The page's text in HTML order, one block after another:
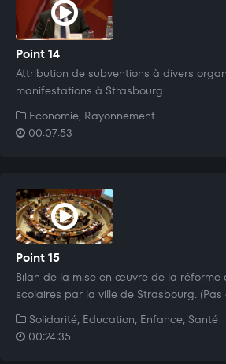
Point 14
Attribution de subventions à divers
manifestations à Strasbourg.
Economie, Rayonnement
00:07:53
Point 15
Bilan de la mise en œuvre de la réforme
scolaires par la ville de Strasbourg. (Pas
Solidarité, Education, Enfance, Santé
00:24:35